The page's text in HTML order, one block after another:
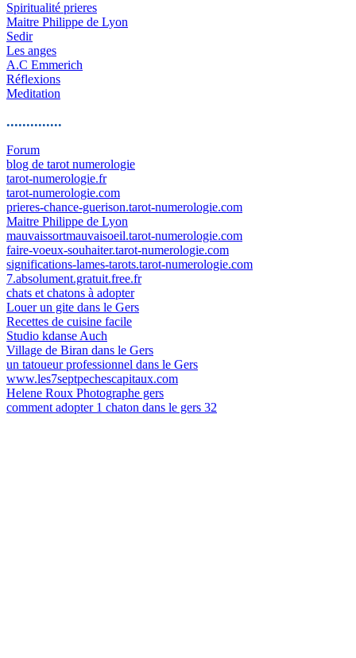
Spiritualité prieres
Maitre Philippe de Lyon
Sedir
Les anges
A.C Emmerich
Réflexions
Meditation
..............
Forum
blog de tarot numerologie
tarot-numerologie.fr
tarot-numerologie.com
prieres-chance-guerison.tarot-numerologie.com
Maitre Philippe de Lyon
mauvaissortmauvaisoeil.tarot-numerologie.com
faire-voeux-souhaiter.tarot-numerologie.com
significations-lames-tarots.tarot-numerologie.com
7.absolument.gratuit.free.fr
chats et chatons à adopter
Louer un gite dans le Gers
Recettes de cuisine facile
Studio kdanse Auch
Village de Biran dans le Gers
un tatoueur professionnel dans le Gers
www.les7septpechescapitaux.com
Helene Roux Photographe gers
comment adopter 1 chaton dans le gers 32